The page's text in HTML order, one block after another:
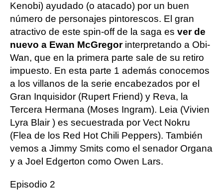
Kenobi) ayudado (o atacado) por un buen
número de personajes pintorescos. El gran
atractivo de este spin-off de la saga es ver de
nuevo a Ewan McGregorinterpretando a Obi-
Wan, que en la primera parte sale de su retiro
impuesto. En esta parte 1 además conocemos
a los villanos de la serie encabezados por el
Gran Inquisidor (Rupert Friend) y Reva, la
Tercera Hermana (Moses Ingram). Leia (Vivien
Lyra Blair ) es secuestrada por Vect Nokru
(Flea de los Red Hot Chili Peppers). También
vemos a Jimmy Smits como el senador Organa
y a Joel Edgerton como Owen Lars.
Episodio 2